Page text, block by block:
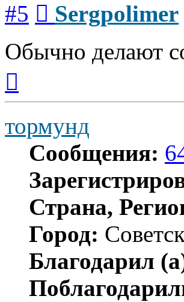
#5 Sergpolimer
Обычно делают
началу
тормунд
Сообщения:
Страна,
Город:
Благодарил